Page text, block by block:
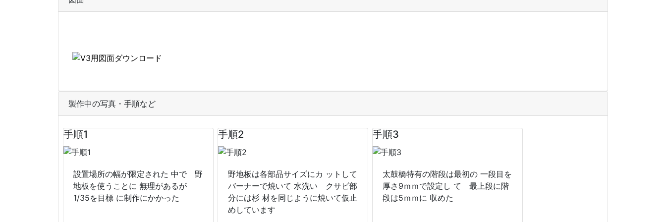
製作中の写真・手順など
手順1
設置場所の幅が限定された 中で 野
地板を使うことに 無理があるが
1/35を目標 に制作にかかった
手順2
野地板は各部品サイズにカ ットして
バーナーで焼いて 水洗い クサビ部
分には杉 材を同じように焼いて仮止
めしています
手順3
太鼓橋特有の階段は最初の 一段目を
厚さ9ｍｍで設定し て 最上段に階
段は5ｍｍに 収めた